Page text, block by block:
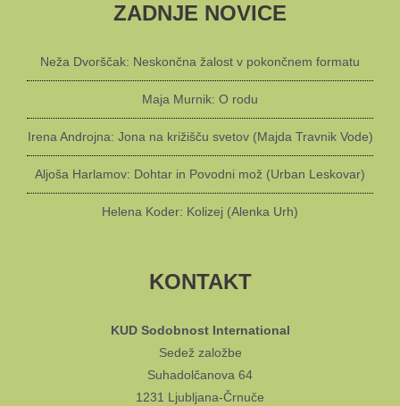
ZADNJE NOVICE
Neža Dvorščak: Neskončna žalost v pokončnem formatu
Maja Murnik: O rodu
Irena Androjna: Jona na križišču svetov (Majda Travnik Vode)
Aljoša Harlamov: Dohtar in Povodni mož (Urban Leskovar)
Helena Koder: Kolizej (Alenka Urh)
KONTAKT
KUD Sodobnost International
Sedež založbe
Suhadolčanova 64
1231 Ljubljana-Črnuče